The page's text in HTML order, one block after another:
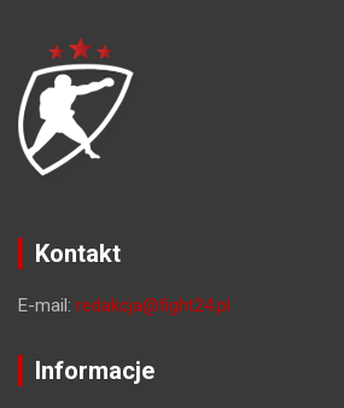
Kontakt
E-mail: redakcja@fight24.pl
Informacje